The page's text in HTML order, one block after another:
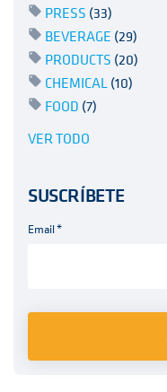
PRESS (33)
BEVERAGE (29)
PRODUCTS (20)
CHEMICAL(10)
FOOD (7)
VER TODO
SUSCRÍBETE
Email*